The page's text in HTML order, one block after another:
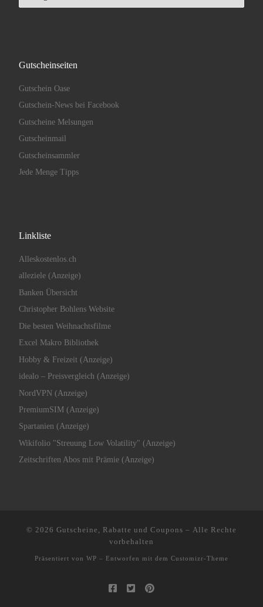
Gutscheinseiten
Gutschein Oase
Gutschein-News bei Facebook
Gutscheine Melsungen
Gutscheinmail
Gutscheinsammler
Jede Menge Tipps
Linkliste
Alleskostenlos.ch
alleziele (Anzeige)
Banken Übersicht
Christopher Bohlens Website
Die besten Weihnachtsfilme
Excel Makro Bibliothek
Hobby & Freizeit (Anzeige)
idealo – Preisvergleich (Anzeige)
NordVPN (Anzeige)
PremiumSIM (Anzeige)
Spartanien (Anzeige)
Wikifolio "Streuung Low Volatility" (Anzeige)
Zeitschriften Abos mit Prämie (Anzeige)
© 2026 Gutscheine, Rabatte und Coupons – Alle Rechte
vorbehalten
Präsentiert von WP – Entworfen mit dem Customizr-Theme